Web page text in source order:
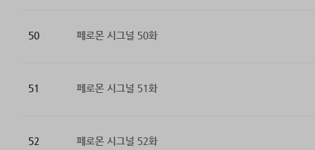
50 페로몬 시그널 50화
51 페로몬 시그널 51화
52 페로몬 시그널 52화